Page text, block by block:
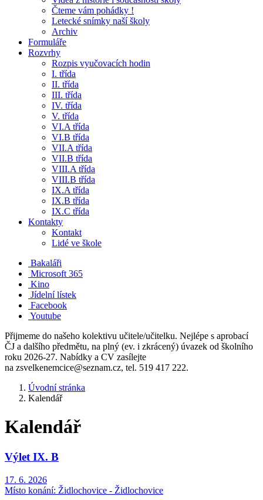
Čteme vám pohádky !
Letecké snímky naší školy
Archiv
Formuláře
Rozvrhy
Rozpis vyučovacích hodin
I. třída
II. třída
III. třída
IV. třída
V. třída
VI.A třída
VI.B třída
VII.A třída
VII.B třída
VIII.A třída
VIII.B třída
IX.A třída
IX.B třída
IX.C třída
Kontakty
Kontakt
Lidé ve škole
Bakaláři
Microsoft 365
Kino
Jídelní lístek
Facebook
Youtube
Přijmeme do našeho kolektivu učitele/učitelku. Nejlépe s aprobací
ČJ a dalšího předmětu, na plný (ev. i zkrácený) úvazek od školního
roku 2026-27. Nabídky a CV zasílejte
na zsvelkenemcice@seznam.cz, tel. 519 417 222.
Úvodní stránka
Kalendář
Kalendář
Výlet IX. B
17. 6. 2026
Místo konání: Židlochovice - Židlochovice